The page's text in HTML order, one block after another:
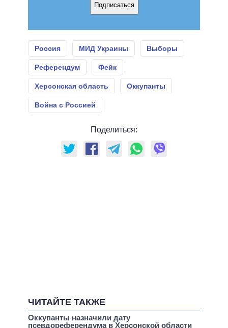
Подписаться
Россия МИД Украины Выборы
Референдум Фейк
Херсонская область Оккупанты
Война с Россией
Поделиться:
ЧИТАЙТЕ ТАКЖЕ
Оккупанты назначили дату
псевдореферендума в Херсонской области